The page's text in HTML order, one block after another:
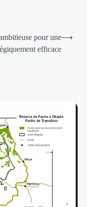
pour une
efficace
⟶